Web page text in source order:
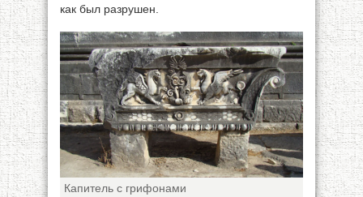
как был разрушен.
Капитель с грифонами